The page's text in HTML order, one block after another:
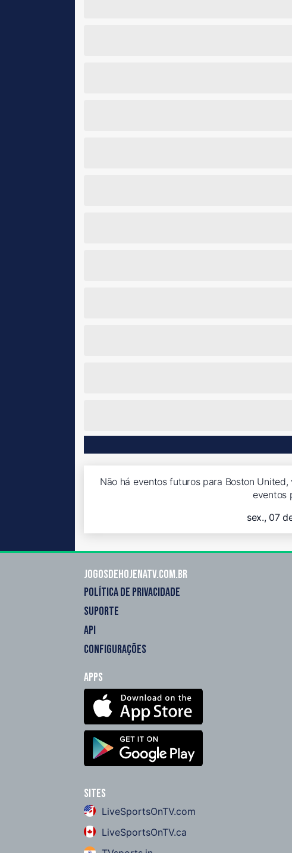
Não há eventos futuros para Boston United,
eventos
sex., 07
Jogosdehojenatv.com.br
POLÍTICA DE PRIVACIDADE
SUPORTE
API
CONFIGURAÇÕES
Apps
Sites
LiveSportsOnTV.com
LiveSportsOnTV.ca